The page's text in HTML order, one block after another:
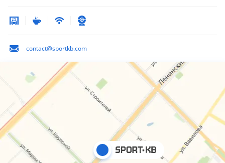
contact@sportkb.com